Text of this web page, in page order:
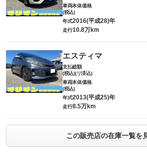
車両本体価格
(税込)
年式2016(平成28)年
走行10.8万km
エスティマ
支払総額
(税込)(リ済込)
車両本体価格
(税込)
年式2013(平成25)年
走行8.5万km
この販売店の在庫一覧を